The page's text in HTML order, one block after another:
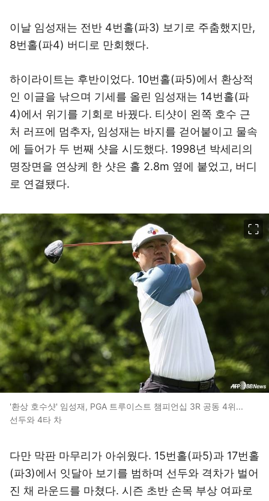
이날 임성재는 전반 4번홀(파3) 보기로 주춤했지만,
8번홀(파4) 버디로 만회했다.
하이라이트는 후반이었다. 10번홀(파5)에서 환상적
인 이글을 낚으며 기세를 올린 임성재는 14번홀(파
4)에서 위기를 기회로 바꿨다. 티샷이 왼쪽 호수 근
처 러프에 멈추자, 임성재는 바지를 걷어붙이고 물속
에 들어가 두 번째 샷을 시도했다. 1998년 박세리의
명장면을 연상케 한 샷은 홀 2.8m 옆에 붙었고, 버디
로 연결됐다.
'환상 호수샷' 임성재, PGA 트루이스트 챔피언십 3R 공동 4위...
선두와 4타 차
다만 막판 마무리가 아쉬웠다. 15번홀(파5)과 17번홀
(파3)에서 잇달아 보기를 범하며 선두와 격차가 벌어
진 채 라운드를 마쳤다. 시즌 초반 손목 부상 여파로